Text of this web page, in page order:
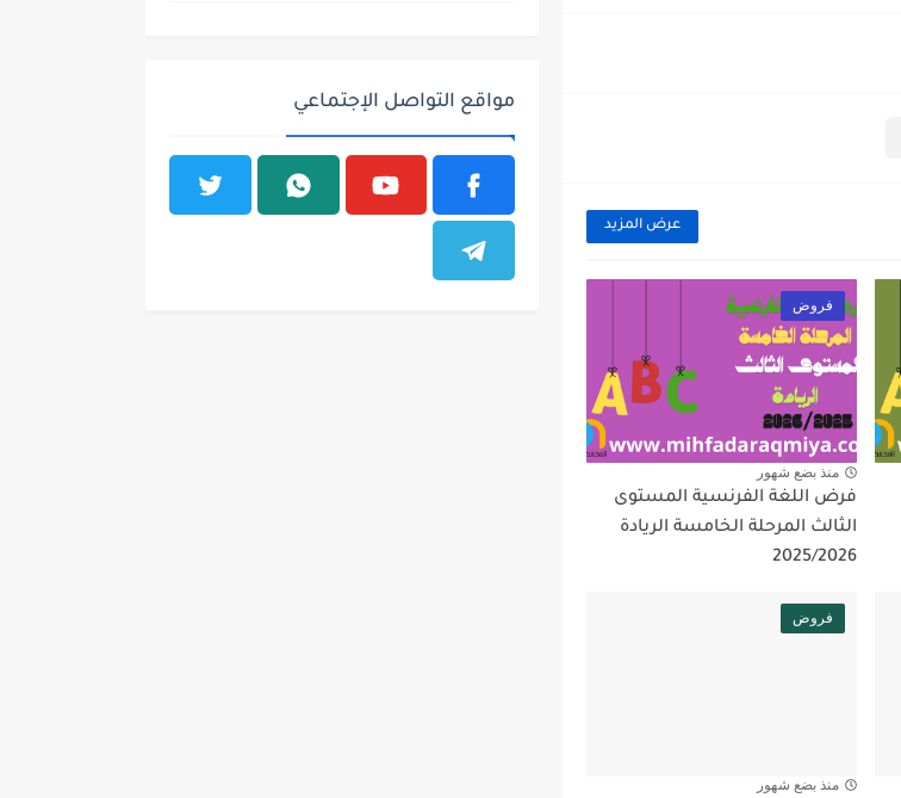
عرض المزيد
فروض
منذ بضع شهور
فرض اللغة الفرنسية المستوى
الثالث المرحلة الخامسة الريادة
2025/2026
فروض
منذ بضع شهور
مواقع التواصل الإجتماعي